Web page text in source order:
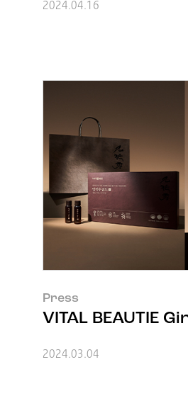
2024.04.16
Press
VITAL BEAUTIE
2024.03.04